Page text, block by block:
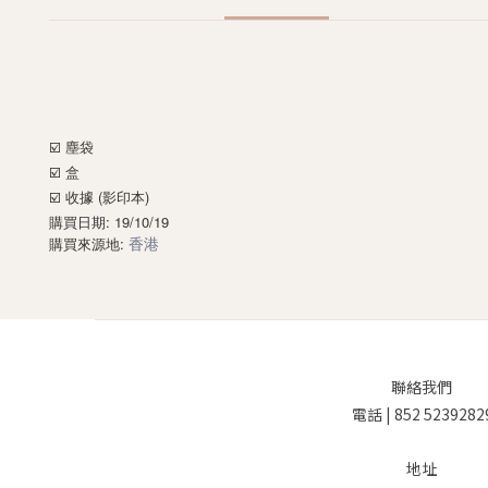
☑️ 塵袋
☑️ 盒
☑️ 收據 (影印本)
購買日期: 19/10/19
購買來源地: 香港
聯絡我們
電話 | 852
地址